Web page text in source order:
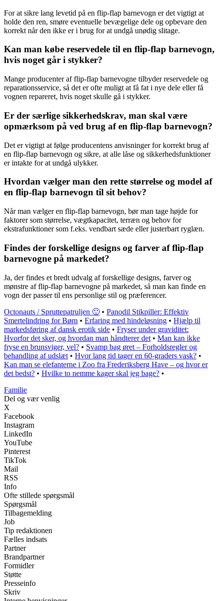
For at sikre lang levetid på en flip-flap barnevogn er det vigtigt at
holde den ren, smøre eventuelle bevægelige dele og opbevare den
korrekt når den ikke er i brug for at undgå unødig slitage.
Kan man købe reservedele til en flip-flap barnevogn,
hvis noget går i stykker?
Mange producenter af flip-flap barnevogne tilbyder reservedele og
reparationsservice, så det er ofte muligt at få fat i nye dele eller få
vognen repareret, hvis noget skulle gå i stykker.
Er der særlige sikkerhedskrav, man skal være
opmærksom på ved brug af en flip-flap barnevogn?
Det er vigtigt at følge producentens anvisninger for korrekt brug af
en flip-flap barnevogn og sikre, at alle låse og sikkerhedsfunktioner
er intakte for at undgå ulykker.
Hvordan vælger man den rette størrelse og model af
en flip-flap barnevogn til sit behov?
Når man vælger en flip-flap barnevogn, bør man tage højde for
faktorer som størrelse, vægtkapacitet, terræn og behov for
ekstrafunktioner som f.eks. vendbart sæde eller justerbart ryglæn.
Findes der forskellige designs og farver af flip-flap
barnevogne på markedet?
Ja, der findes et bredt udvalg af forskellige designs, farver og
mønstre af flip-flap barnevogne på markedet, så man kan finde en
vogn der passer til ens personlige stil og præferencer.
Octonauts / Spruttepatruljen 🙂 • Panodil Stikpiller: Effektiv
Smertelindring for Børn • Erfaring med hindeløsning • Hjælp til
markedsføring af dansk erotik side • Fryser under graviditet:
Hvorfor det sker, og hvordan man håndterer det • Man kan ikke
fryse en brunsviger, vel? • Svamp bag øret – Forholdsregler og
behandling af udslæt • Hvor lang tid tager en 60-graders vask? •
Kan man se elefanterne i Zoo fra Frederiksberg Have – og hvor er
det bedst? • Hvilke to nemme kager skal jeg bage? •
Familie
Del og vær venlig
X
Facebook
Instagram
LinkedIn
YouTube
Pinterest
TikTok
Mail
RSS
Info
Ofte stillede spørgsmål
Spørgsmål
Tilbagemelding
Job
Tip redaktionen
Fælles indsats
Partner
Brandpartner
Formidler
Støtte
Presseinfo
Skriv